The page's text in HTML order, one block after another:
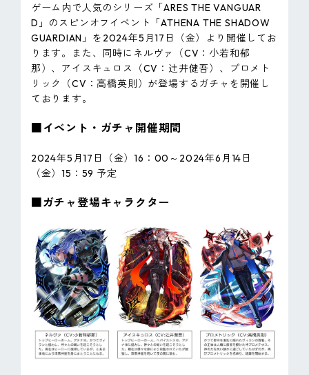
ゲーム内で人気のシリーズ「ARES THE VANGUAR
D」のスピンオフイベント「ATHENA THE SHADOW
GUARDIAN」を2024年5月17日（金）より開催してお
ります。また、同時にネルヴァ（CV：小若和郁
那）、アイスキュロス（CV：辻井健吾）、プロメト
リック（CV：高橋英則）が登場するガチャを開催し
ております。
■イベント・ガチャ開催期間
2024年5月17日（金）16：00～2024年6月14日
（金）15：59 予定
■ガチャ登場キャラクター